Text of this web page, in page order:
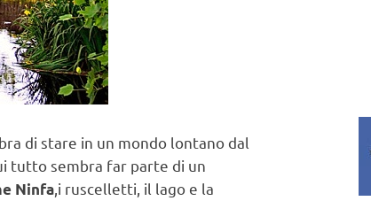
di stare in un mondo lontano dal
tutto sembra far parte di un
Ninfa,i ruscelletti, il lago e la